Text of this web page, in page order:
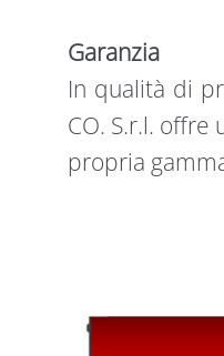
Garanzia
In qualità di
CO. S.r.l.
propria